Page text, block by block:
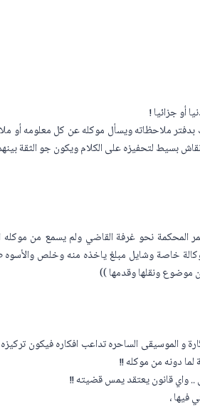
أو جزائيا !
ملاحظاته ويسأل موكله عن كل معلومه أو
بسيط لتحفيزه على الكلام ويكون جو الثقة
نحو غرفة القاضي ولم يسمع من موكله
خاصة وشايل مبلغ ياخذه منه وخلص
موضوع ونقلها وقدمها ))
و الموسيقى الساحره تداعب افكاره فيكون
لما دونه من موكله !!
.. واي قانون يعتقد يمس قضيته !!
فيها ،